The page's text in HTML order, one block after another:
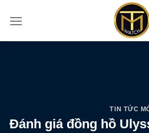
TIN TỨC
Đánh giá đồng hồ